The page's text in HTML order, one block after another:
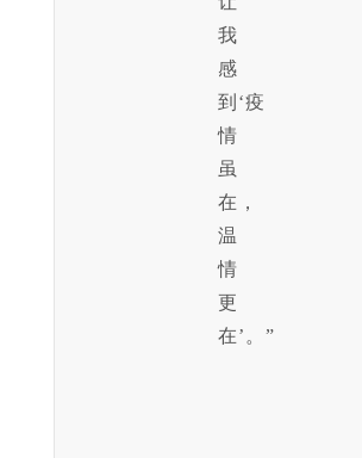
我
感
到‘疫
情
虽
在，
温
情
更
在’。”